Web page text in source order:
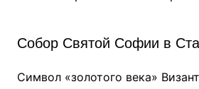
Собор Святой Софии в
Символ «золотого века»